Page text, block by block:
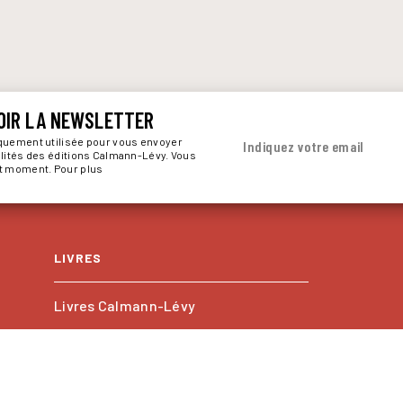
LA NEWSLETTER
utilisée pour vous envoyer
des éditions Calmann-Lévy. Vous
moment. Pour plus
Indiquez votre email
LIVRES
Livres Calmann-Lévy